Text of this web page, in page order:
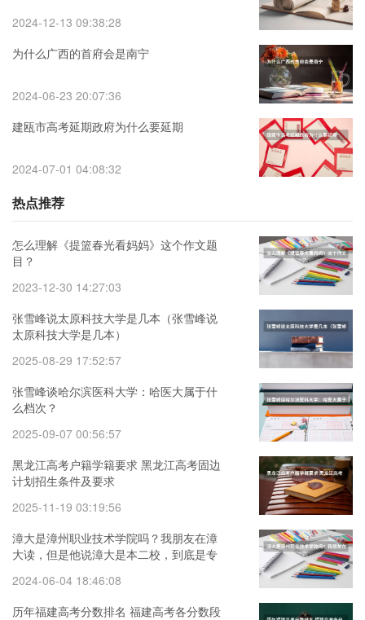
2024-12-13 09:38:28
为什么广西的首府会是南宁
2024-06-23 20:07:36
建瓯市高考延期政府为什么要延期
2024-07-01 04:08:32
热点推荐
怎么理解《提篮春光看妈妈》这个作文题
目？
2023-12-30 14:27:03
张雪峰说太原科技大学是几本（张雪峰说
太原科技大学是几本）
2025-08-29 17:52:57
张雪峰谈哈尔滨医科大学：哈医大属于什
么档次？
2025-09-07 00:56:57
黑龙江高考户籍学籍要求 黑龙江高考固边
计划招生条件及要求
2025-11-19 03:19:56
漳大是漳州职业技术学院吗？我朋友在漳
大读，但是他说漳大是本二校，到底是专
2024-06-04 18:46:08
历年福建高考分数排名 福建高考各分数段